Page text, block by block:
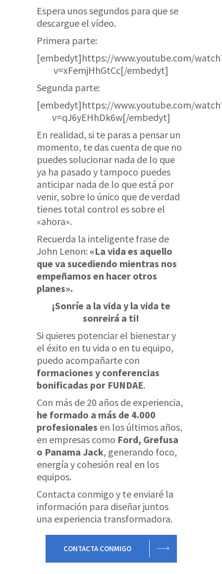
Espera unos segundos para que se
descargue el vídeo.
Primera parte:
[embedyt]https://www.youtube.com/
v=xFemjHhGtCc[/embedyt]
Segunda parte:
[embedyt]https://www.youtube.com/
v=qJ6yEHhDk6w[/embedyt]
En realidad, si te paras a pensar un
momento, te das cuenta de que no
puedes solucionar nada de lo que
ya ha pasado y tampoco puedes
anticipar nada de lo que está por
venir, sobre lo único que de verdad
tienes total control es sobre el
«ahora».
Recuerda la inteligente frase de
John Lenon: «La vida es aquello
que va sucediendo mientras nos
empeñamos en hacer otros
planes».
¡Sonríe a la vida y la vida te
sonreirá a ti!
Si quieres potenciar el bienestar y
el éxito en tu vida o en tu equipo,
puedo acompañarte con
formaciones y conferencias
bonificadas por FUNDAE.
Con más de 20 años de experiencia,
he formado a más de 4.000
profesionales en los últimos años,
en empresas como Ford, Grefusa
o Panama Jack, generando foco,
energía y cohesión real en los
equipos.
Contacta conmigo y te enviaré la
información para diseñar juntos
una experiencia transformadora.
CONTACTA CONMIGO